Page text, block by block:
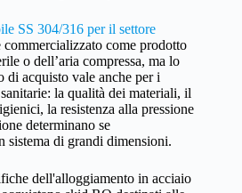
SS 304/316 per il settore
commercializzato come prodotto
o dell’aria compressa, ma lo
di acquisto vale anche per i
la qualità dei materiali, il
la resistenza alla pressione
determinano se
sistema di grandi dimensioni.
dell'alloggiamento in acciaio